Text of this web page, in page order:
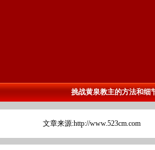
挑战黄泉教主的方法和细
文章来源:http://www.523cm.com